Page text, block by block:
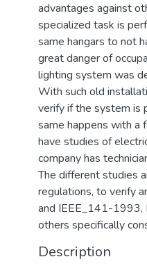
advantages against
specialized task is
same hangars to not
great danger of
lighting system was
With such old
verify if the system is
same happens with a
have studies of
company has
The different studies
regulations, to verify
and IEEE_141-
others specifically
Description